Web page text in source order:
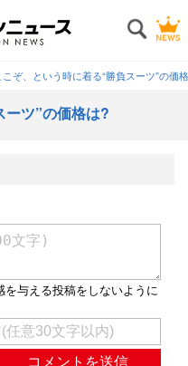
こぞ、という時に着る“勝負スーツ”の価
ーツ”の価格は?